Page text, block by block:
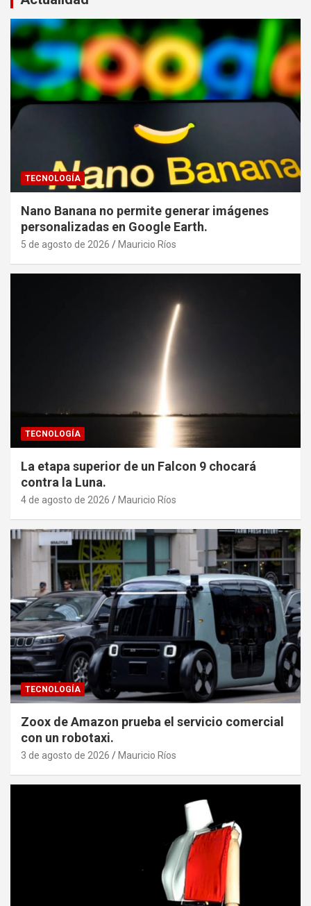
TECNOLOGÍA
Nano Banana no permite generar imágenes
personalizadas en Google Earth.
5 de agosto de 2026 Mauricio Ríos
TECNOLOGÍA
La etapa superior de un Falcon 9 chocará
contra la Luna.
4 de agosto de 2026 Mauricio Ríos
TECNOLOGÍA
Zoox de Amazon prueba el servicio comercial
con un robotaxi.
3 de agosto de 2026 Mauricio Ríos